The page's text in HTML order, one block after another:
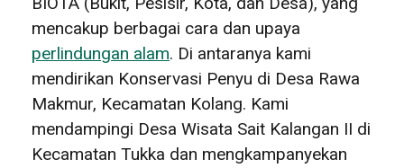
mencakup berbagai cara dan upaya
perlindungan alam. Di antaranya kami
mendirikan Konservasi Penyu di Desa Rawa
Makmur, Kecamatan Kolang. Kami
mendampingi Desa Wisata Sait Kalangan II di
Kecamatan Tukka dan mengkampanyekan